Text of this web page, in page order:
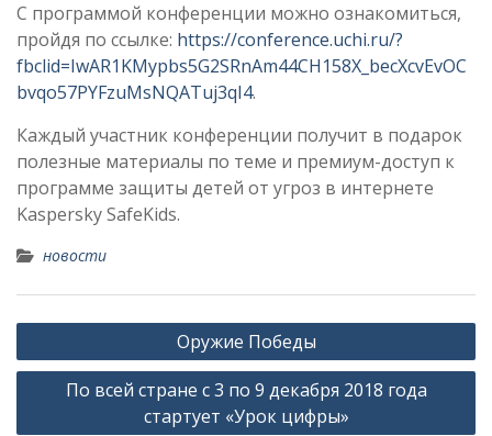
С программой конференции можно ознакомиться,
пройдя по ссылке: https://conference.uchi.ru/?
fbclid=IwAR1KMypbs5G2SRnAm44CH158X_becXcvEvOC
bvqo57PYFzuMsNQATuj3qI4.
Каждый участник конференции получит в подарок
полезные материалы по теме и премиум-доступ к
программе защиты детей от угроз в интернете
Kaspersky SafeKids.
новости
Навигация
по
записям
Оружие Победы
По всей стране с 3 по 9 декабря 2018 года
стартует «Урок цифры»